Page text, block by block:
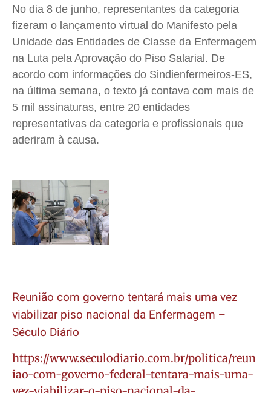
No dia 8 de junho, representantes da categoria
fizeram o lançamento virtual do Manifesto pela
Unidade das Entidades de Classe da Enfermagem
na Luta pela Aprovação do Piso Salarial. De
acordo com informações do Sindienfermeiros-ES,
na última semana, o texto já contava com mais de
5 mil assinaturas, entre 20 entidades
representativas da categoria e profissionais que
aderiram à causa.
Reunião com governo tentará mais uma vez
viabilizar piso nacional da Enfermagem –
Século Diário
https://www.seculodiario.com.br/politica/reun
iao-com-governo-federal-tentara-mais-uma-